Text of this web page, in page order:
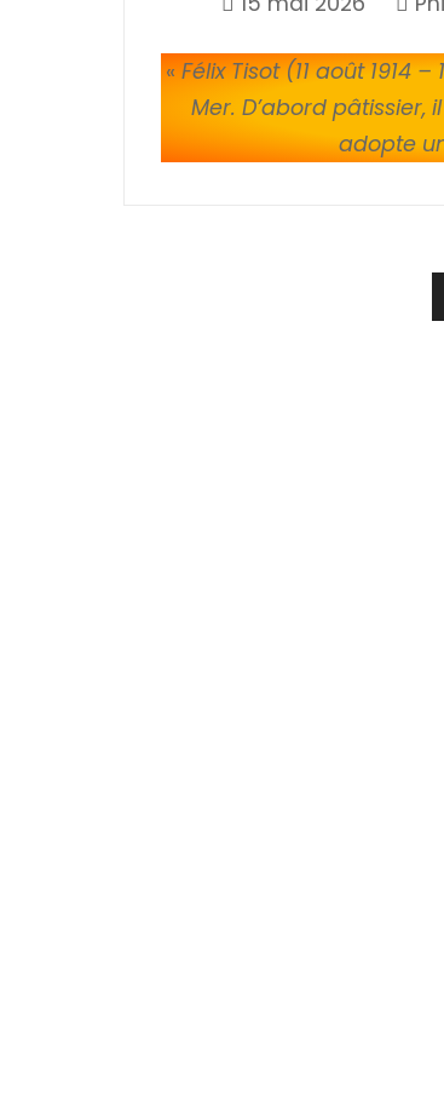
«Félix Tisot (11 août
Mer. D’abord
adopte